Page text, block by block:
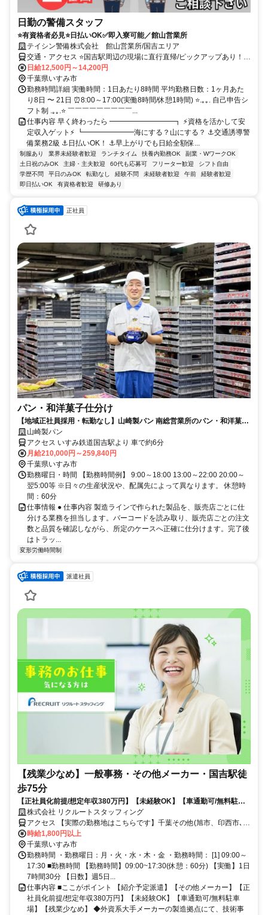
日勤の警備スタッフ
⭐有資格者必見⭐日払いOK✅即入寮可能／館山営業所
テイシン警備株式会社 館山営業所/国吉エリア
交通・アクセス ⭐国吉駅周辺の現場に直行直帰/ピックアップあり！移
動の心配は不要です♪
日給12,500円～14,200円
千葉県いすみ市
勤務時間詳細 実働時間：1日あたり8時間 平均勤務日数：1ヶ月あた
り8日 〜 21日 ⏰8:00～17:00(実働8時間/休憩1時間) ⭐.｡｡. 自己申告シ
フト制 .｡｡.⭐ ￣￣￣￣￣￣￣￣￣...
仕事内容 早く終わったら ━━━━━━━━━┓ ⚡資格を活かして安
定収入ゲット⚡ ┗━━━━━━━海にする？山にする？ ⚓交通誘導警
備業務2級 ⚓日払いOK！ ⚓早上がりでも日給全額保...
制服あり 業界未経験者歓迎 ランチタイム 扶養内勤務OK
副業・WワークOK
土日祝のみOK
主婦・主夫歓迎 60代も応募可 フリーター歓迎
シフト自由
学歴不問
平日のみOK 転勤なし 経験不問 未経験者歓迎 午前
経験者歓迎
即日払いOK
有資格者歓迎 研修あり
正社員
パン・和洋菓子仕分け
【地域正社員採用・転勤なし】山崎製パン 南総営業所のパン・和洋菓子
仕分けスタッフ募集！
山崎製パン
アクセス いすみ鉄道国吉駅より 車で約6分
月給210,000円～259,840円
千葉県いすみ市
勤務曜日・時間 【勤務時間例】 9:00～18:00 13:00～22:00 20:00～
翌5:00等 ※日々の生産状況や、配属先によって異なります。 休憩時
間：60分
仕事情報 ● 仕事内容 製造ラインで作られた製品を、販売店ごとに仕
分ける業務を担当します。バーコードを読み取り、販売店ごとの注文
数と品質を確認しながら、所定のケースへ正確に仕分けます。完了後
はトラッ...
変形労働時間制
派遣社員
【残業少なめ】一般事務・その他メーカー・国吉駅徒
歩75分
【正社員化前提/想定年収380万円】【未経験OK】【車通勤可/無料駐車
場】【残業少なめ】◆外資系大手メーカーの製造拠点にて、技術事務の
お仕事◆
株式会社 リクルートスタッフィング
アクセス 【実際の勤務地はこちらです】千葉その他(旭市、印西市､市
原市など)千葉県国吉駅徒歩75分
時給1,800円以上
千葉県いすみ市
勤務時間 ・勤務曜日：月・火・水・木・金 ・勤務時間： [1] 09:00～
17:30 ■勤務時間 【勤務時間】09:00~17:30(休憩：60分) 【実働】1日
7時間30分 【日数】週5日...
仕事内容 ■ここがポイント 【紹介予定派遣】【その他メーカー】【正
社員化前提/想定年収380万円】【未経験OK】【車通勤可/無料駐車
場】【残業少なめ】 ◆外資系大手メーカーの製造拠点にて、技術事